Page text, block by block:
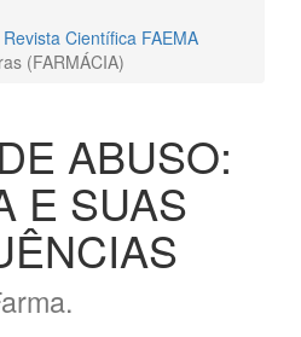
Científica FAEMA
(FARMÁCIA)
ABUSO:
E SUAS